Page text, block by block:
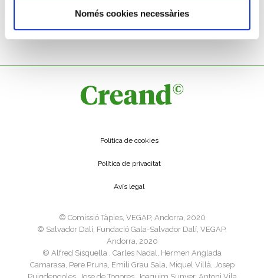
Només cookies necessàries
Política de cookies
Política de privacitat
Avís legal
©️ Comissió Tàpies, VEGAP, Andorra, 2020
©️ Salvador Dalí, Fundació Gala-Salvador Dalí, VEGAP,
Andorra, 2020
©️ Alfred Sisquella , Carles Nadal, Hermen Anglada
Camarasa, Pere Pruna, Emili Grau Sala, Miquel Villà, Josep